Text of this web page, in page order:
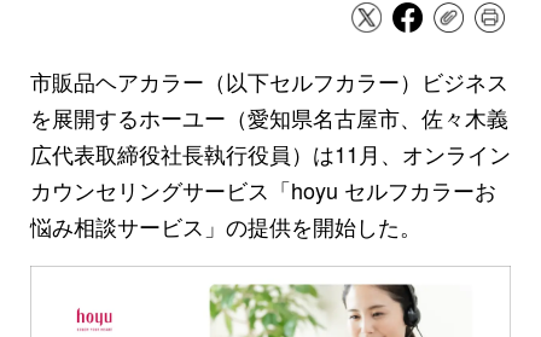
市販品ヘアカラー（以下セルフカラー）ビジネス
を展開するホーユー（愛知県名古屋市、佐々木義
広代表取締役社長執行役員）は11月、オンライン
カウンセリングサービス「hoyu セルフカラーお
悩み相談サービス」の提供を開始した。